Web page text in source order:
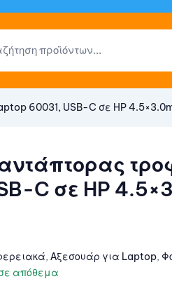
60031, USB-C σε HP
αντάπτορας
C σε HP
, Αξεσουάρ για Laptop,
απόθεμα